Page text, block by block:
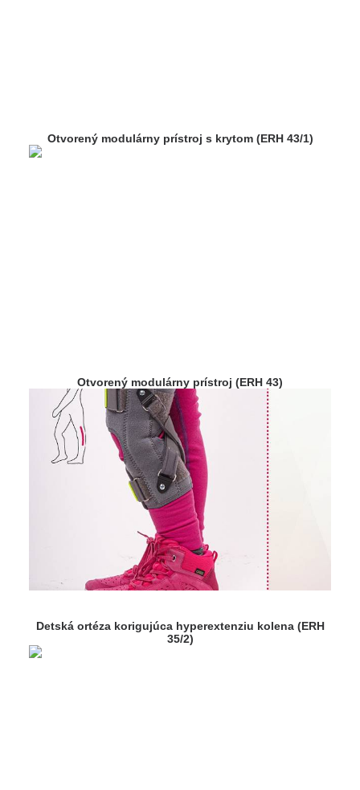
Otvorený modulárny prístroj s krytom (ERH 43/1)
Otvorený modulárny prístroj (ERH 43)
Detská ortéza korigujúca hyperextenziu kolena (ERH
35/2)